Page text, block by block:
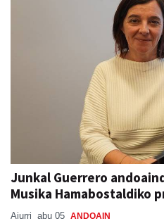
Junkal Guerrero
Musika Hamabostaldiko
Aiurri abu 05 ANDOAIN